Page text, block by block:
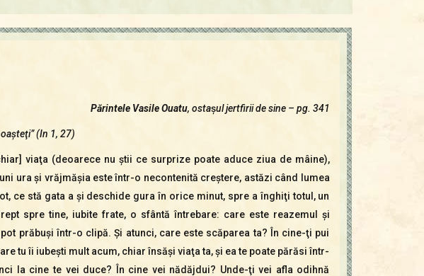
Părintele Vasile Ouatu, ostașul jertfirii de sine – pg. 341
(In 1, 27)
viaţa (deoarece nu ştii ce surprize poate aduce ziua de mâine),
ura şi vrăjmăşia este într-o necontenită creştere, astăzi când lumea
ce stă gata a şi deschide gura în orice minut, spre a înghiţi totul, un
spre tine, iubite frate, o sfântă întrebare: care este reazemul şi
prăbuşi într-o clipă. Şi atunci, care este scăparea ta? În cine-ţi pui
tu îi iubeşti mult acum, chiar însăşi viaţa ta, şi ea te poate părăsi într-
la cine te vei duce? În cine vei nădăjdui? Unde-ţi vei afla odihnă